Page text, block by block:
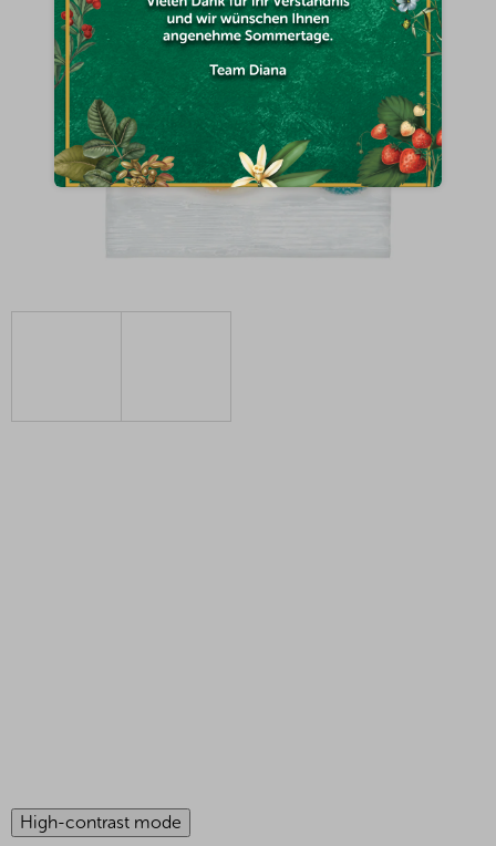
High-contrast mode